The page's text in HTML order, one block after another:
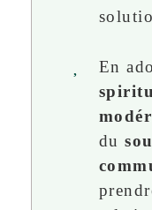
En
du